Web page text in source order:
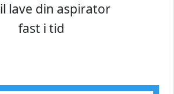
lave din aspirator
fast i tid